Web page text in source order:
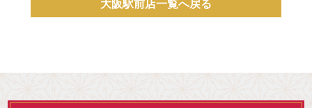
大阪駅前店一覧へ戻る